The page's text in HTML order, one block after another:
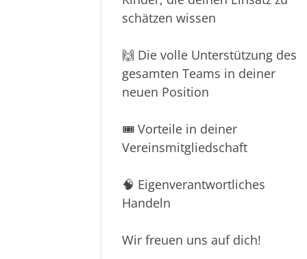
einen glatten Ablauf zu sorgen,
erwartet dich:
😊 Dankbare Eltern und
Kinder, die deinen Einsatz zu
schätzen wissen
🙌 Die volle Unterstützung des
gesamten Teams in deiner
neuen Position
🎟️ Vorteile in deiner
Vereinsmitgliedschaft